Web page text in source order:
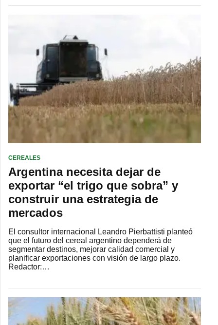
CEREALES
Argentina necesita dejar de
exportar “el trigo que sobra” y
construir una estrategia de
mercados
El consultor internacional Leandro Pierbattisti planteó
que el futuro del cereal argentino dependerá de
segmentar destinos, mejorar calidad comercial y
planificar exportaciones con visión de largo plazo.
Redactor:…